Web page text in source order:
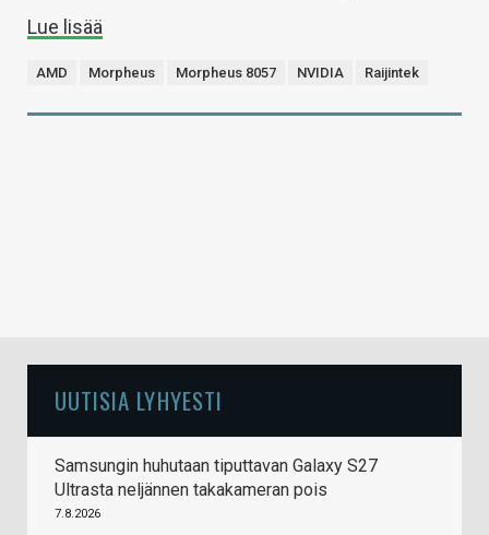
Lue lisää
AMD Morpheus Morpheus 8057 NVIDIA Raijintek
UUTISIA LYHYESTI
Samsungin huhutaan tiputtavan Galaxy S27
Ultrasta neljännen takakameran pois
7.8.2026